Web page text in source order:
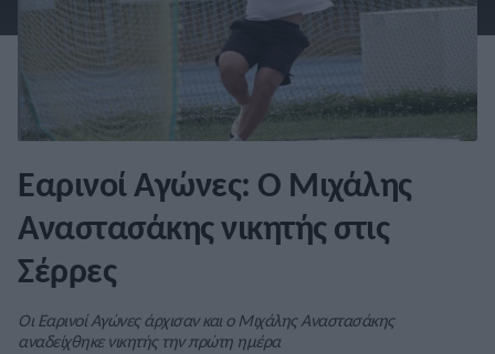
Εαρινοί Αγώνες: Ο Μιχάλης
Αναστασάκης νικητής στις
Σέρρες
Οι Εαρινοί Αγώνες άρχισαν και ο Μιχάλης Αναστασάκης
αναδείχθηκε νικητής την πρώτη ημέρα